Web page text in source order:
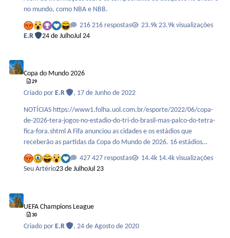
no mundo, como NBA e NBB.
216 respostas
23.9k visualizações
E.R
24 de JulhoJul 24
Copa do Mundo 2026
29
Criado porE.R , 17 de Junho de 2022
NOTÍCIAS https://www1.folha.uol.com.br/esporte/2022/06/copa-
de-2026-tera-jogos-no-estadio-do-tri-do-brasil-mas-palco-do-tetra-
fica-fora.shtml A Fifa anunciou as cidades e os estádios que
receberão as partidas da Copa do Mundo de 2026. 16 estádios
foram escolhidos para o torneio, cuja organização será dividida
entre Estados Unidos, México e Canadá. A decisão foi divulgada em
Akron, em Zapopan, nas cercanias de Guadalaj…
427 respostas
14.4k visualizações
Seu Artério23 de JulhoJul 23
UEFA Champions League
30
Criado porE.R ,24 de Agosto de 2020